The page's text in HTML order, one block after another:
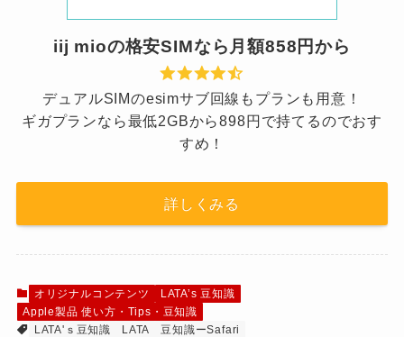
iij mioの格安SIMなら月額858円から
デュアルSIMのesimサブ回線もプランも用意！
ギガプランなら最低2GBから898円で持てるのでおす
すめ！
詳しくみる
オリジナルコンテンツ
LATA’s 豆知識
Apple製品 使い方・Tips・豆知識
LATA'ｓ豆知識
LATA 豆知識ーSafari